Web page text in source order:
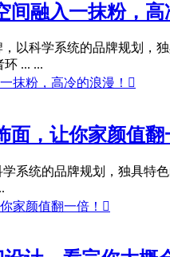
融入一抹粉，高
以科学系统的品牌规划，
... ...

面，让你家颜值翻
系统的品牌规划，独具特
